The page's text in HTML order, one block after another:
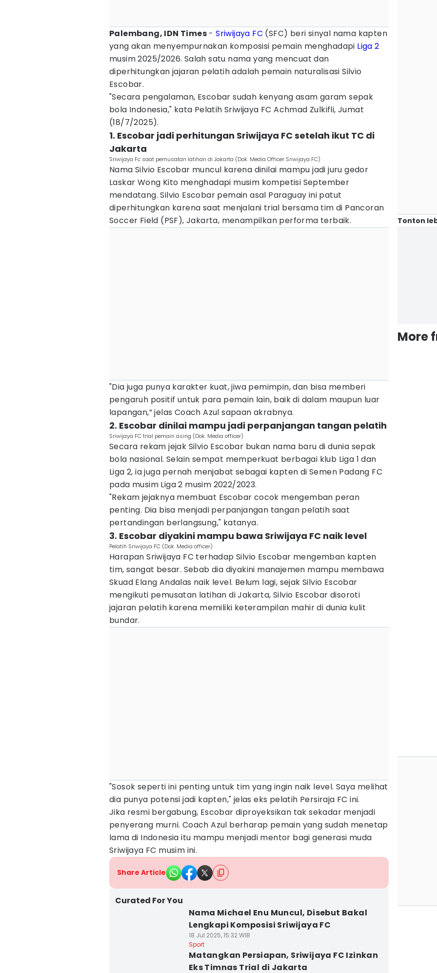
Palembang, IDN Times -Sriwijaya FC (SFC) beri sinyal nama kapten
yang akan menyempurnakan komposisi pemain menghadapi Liga 2
musim 2025/2026. Salah satu nama yang mencuat dan
diperhitungkan jajaran pelatih adalah pemain naturalisasi Silvio
Escobar.
"Secara pengalaman, Escobar sudah kenyang asam garam sepak
bola Indonesia," kata Pelatih Sriwijaya FC Achmad Zulkifli, Jumat
(18/7/2025).
1. Escobar jadi perhitungan Sriwijaya FC setelah ikut TC di
Jakarta
Sriwijaya Fc saat pemusatan latihan di Jakarta (Dok. Media Officer Sriwijaya FC)
Nama Silvio Escobar muncul karena dinilai mampu jadi juru gedor
Laskar Wong Kito menghadapi musim kompetisi September
mendatang. Silvio Escobar pemain asal Paraguay ini patut
diperhitungkan karena saat menjalani trial bersama tim di Pancoran
Soccer Field (PSF), Jakarta, menampilkan performa terbaik.
"Dia juga punya karakter kuat, jiwa pemimpin, dan bisa memberi
pengaruh positif untuk para pemain lain, baik di dalam maupun luar
lapangan,” jelas Coach Azul sapaan akrabnya.
2. Escobar dinilai mampu jadi perpanjangan tangan pelatih
Sriwijaya FC trial pemain asing (Dok. Media officer)
Secara rekam jejak Silvio Escobar bukan nama baru di dunia sepak
bola nasional. Selain sempat memperkuat berbagai klub Liga 1 dan
Liga 2, ia juga pernah menjabat sebagai kapten di Semen Padang FC
pada musim Liga 2 musim 2022/2023.
"Rekam jejaknya membuat Escobar cocok mengemban peran
penting. Dia bisa menjadi perpanjangan tangan pelatih saat
pertandingan berlangsung," katanya.
3. Escobar diyakini mampu bawa Sriwijaya FC naik level
Pelatih Sriwijaya FC (Dok. Media officer)
Harapan Sriwijaya FC terhadap Silvio Escobar mengemban kapten
tim, sangat besar. Sebab dia diyakini manajemen mampu membawa
Skuad Elang Andalas naik level. Belum lagi, sejak Silvio Escobar
mengikuti pemusatan latihan di Jakarta, Silvio Escobar disoroti
jajaran pelatih karena memiliki keterampilan mahir di dunia kulit
bundar.
"Sosok seperti ini penting untuk tim yang ingin naik level. Saya melihat
dia punya potensi jadi kapten," jelas eks pelatih Persiraja FC ini.
Jika resmi bergabung, Escobar diproyeksikan tak sekadar menjadi
penyerang murni. Coach Azul berharap pemain yang sudah menetap
lama di Indonesia itu mampu menjadi mentor bagi generasi muda
Sriwijaya FC musim ini.
Share Article
Curated For You
Nama Michael Enu Muncul, Disebut Bakal
Lengkapi Komposisi Sriwijaya FC
18 Jul 2025, 15:32 WIB
Sport
Matangkan Persiapan, Sriwijaya FC Izinkan
Eks Timnas Trial di Jakarta
Tonton
More